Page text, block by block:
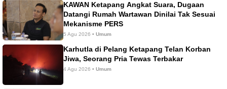
KAWAN Ketapang Angkat Suara, Dugaan
Datangi Rumah Wartawan Dinilai Tak Sesuai
Mekanisme PERS
5 Agu 2026 • Umum
Karhutla di Pelang Ketapang Telan Korban
Jiwa, Seorang Pria Tewas Terbakar
4 Agu 2026 • Umum